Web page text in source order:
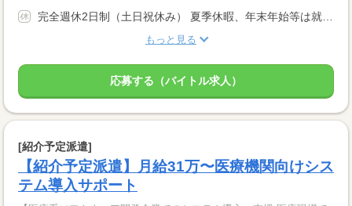
もっと見る
応募する（バイトル求人）
[紹介予定派遣]
【紹介予定派遣】月給31万〜医療機関向けシス
テム導入サポート